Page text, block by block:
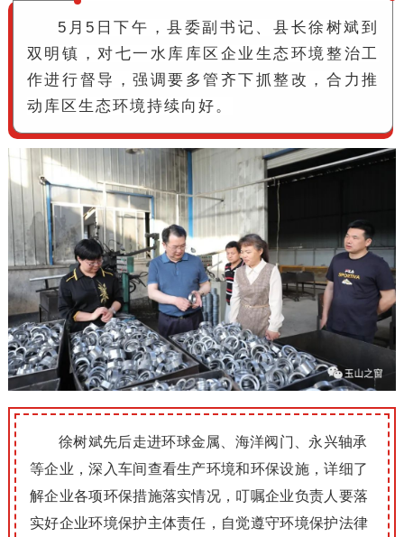
5月5日下午，县委副书记、县长徐树斌到
双明镇，对七一水库库区企业生态环境整治工
作进行督导，强调要多管齐下抓整改，合力推
动库区生态环境持续向好。
徐树斌先后走进环球金属、海洋阀门、永兴轴承
等企业，深入车间查看生产环境和环保设施，详细了
解企业各项环保措施落实情况，叮嘱企业负责人要落
实好企业环境保护主体责任，自觉遵守环境保护法律